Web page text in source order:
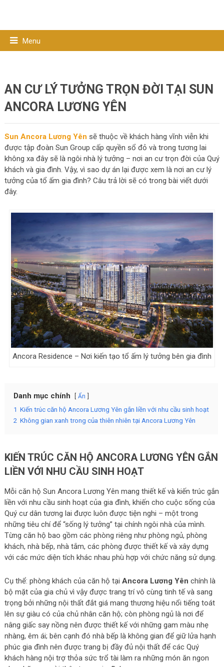
Menu
AN CƯ LÝ TƯỞNG TRỌN ĐỜI TẠI SUN
ANCORA LƯƠNG YÊN
Sun Ancora Lương Yên sẽ thuộc về khách hàng vĩnh viễn khi
được tập đoàn Sun Group cấp quyền sổ đỏ và trong tương lai
không xa đây sẽ là ngôi nhà lý tưởng – nơi an cư trọn đời của Quý
khách và gia đình. Vậy, vì sao dự án lại được xem là nơi an cư lý
tưởng của tổ ấm gia đình? Câu trả lời sẽ có trong bài viết dưới
đây.
Ancora Residence – Nơi kiến tạo tổ ấm lý tưởng bên gia đình
Danh mục chính Ẩn
1 Kiến trúc căn hộ Ancora Lương Yên gắn liền với nhu cầu sinh hoạt
2 Không gian xanh trong của thiên nhiên tại Ancora Lương Yên
KIẾN TRÚC CĂN HỘ ANCORA LƯƠNG YÊN GẮN
LIỀN VỚI NHU CẦU SINH HOẠT
Mỗi căn hộ Sun Ancora Lương Yên mang thiết kế và kiến trúc gắn
liền với nhu cầu sinh hoạt của gia đình, khiến cho cuộc sống của
Quý cư dân tương lai được luôn được tiện nghi – một trong
những tiêu chí để “sống lý tưởng” tại chính ngôi nhà của mình.
Từng căn hộ bao gồm các phòng riêng như phòng ngủ, phòng
khách, nhà bếp, nhà tắm, các phòng được thiết kế và xây dựng
với các mức diện tích khác nhau phù hợp với chức năng sử dụng.
Cụ thể: phòng khách của căn hộ tại Ancora Lương Yên chính là
bộ mặt của gia chủ vì vậy được trang trí vô cùng tinh tế và sang
trọng bởi những nội thất đắt giá mang thương hiệu nổi tiếng toát
lên sự giàu có của chủ nhân căn hộ; còn phòng ngủ là nơi để
nâng giấc say nồng nên được thiết kế với những gam màu nhẹ
nhàng, êm ái; bên cạnh đó nhà bếp là không gian để giữ lửa hạnh
phúc gia đình nên được trang bị đầy đủ nội thất để các Quý
khách hàng nội trợ thỏa sức trổ tài làm ra những món ăn ngon